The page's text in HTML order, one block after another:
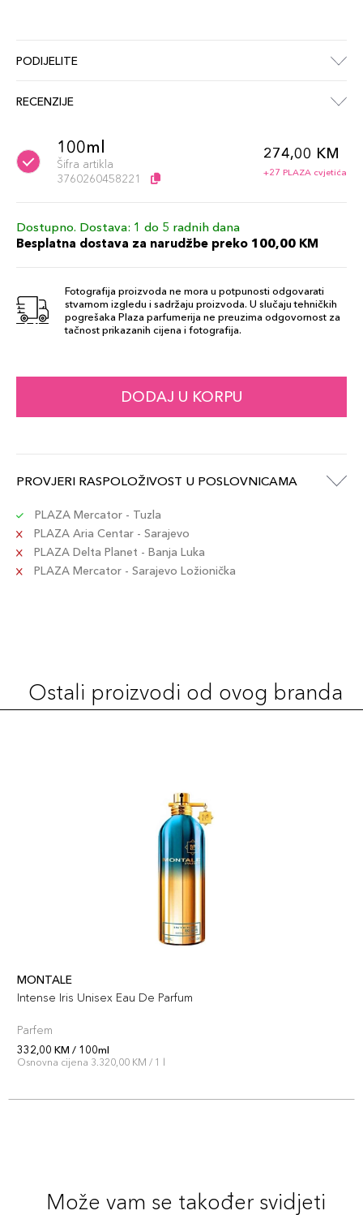
PODIJELITE
RECENZIJE
100ml
Šifra artikla
3760260458221
274,00 KM
+27 PLAZA cvjetića
Dostupno. Dostava: 1 do 5 radnih dana
Besplatna dostava za narudžbe preko 100,00 KM
Fotografija proizvoda ne mora u potpunosti odgovarati
stvarnom izgledu i sadržaju proizvoda. U slučaju tehničkih
pogrešaka Plaza parfumerija ne preuzima odgovornost za
tačnost prikazanih cijena i fotografija.
DODAJ U KORPU
PROVJERI RASPOLOŽIVOST U POSLOVNICAMA
PLAZA Mercator - Tuzla
PLAZA Aria Centar - Sarajevo
PLAZA Delta Planet - Banja Luka
PLAZA Mercator - Sarajevo Ložionička
Ostali proizvodi od ovog branda
MONTALE
Intense Iris Unisex Eau De Parfum
Parfem
332,00 KM / 100ml
Osnovna cijena 3.320,00 KM / 1 l
Može vam se također svidjeti